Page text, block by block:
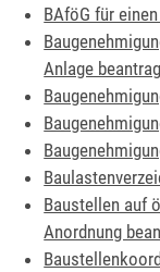
BAföG für
Anlage
Baustellen auf
Anordnung